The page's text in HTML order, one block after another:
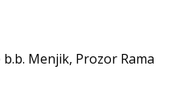
Menjik, Prozor Rama